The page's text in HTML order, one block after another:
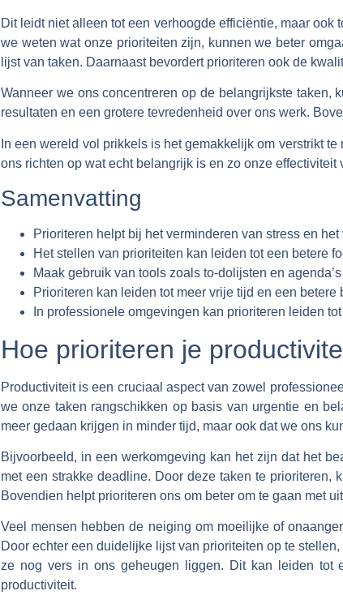
Dit leidt niet alleen tot een verhoogde efficiëntie, maar
we weten wat onze prioriteiten zijn, kunnen we beter
lijst van taken. Daarnaast bevordert prioriteren ook de
Wanneer we ons concentreren op de belangrijkste taken,
resultaten en een grotere tevredenheid over ons werk.
In een wereld vol prikkels is het gemakkelijk om verstrikt
ons richten op wat echt belangrijk is en zo onze effectiviteit
Samenvatting
Prioriteren helpt bij het verminderen van stress en
Het stellen van prioriteiten kan leiden tot een betere
Maak gebruik van tools zoals to-dolijsten en
Prioriteren kan leiden tot meer vrije tijd en een
In professionele omgevingen kan prioriteren leiden
Hoe prioriteren je
Productiviteit is een cruciaal aspect van zowel
we onze taken rangschikken op basis van urgentie en
meer gedaan krijgen in minder tijd, maar ook dat we ons
Bijvoorbeeld, in een werkomgeving kan het zijn dat het
met een strakke deadline. Door deze taken te
Bovendien helpt prioriteren ons om beter om te gaan met
Veel mensen hebben de neiging om moeilijke of
Door echter een duidelijke lijst van prioriteiten op te
ze nog vers in ons geheugen liggen. Dit kan leiden tot
productiviteit.